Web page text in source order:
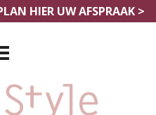
HIER UW AFSPRAAK >